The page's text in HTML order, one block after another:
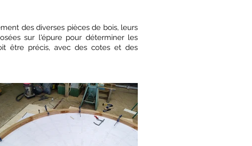
des diverses pièces de bois, leurs
sur l'épure pour déterminer les
être précis, avec des cotes et des